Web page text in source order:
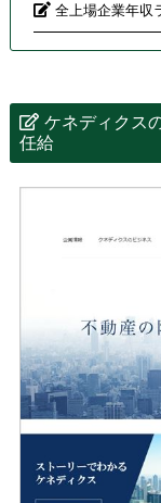
全上場企業年収
ケネディクス
任給